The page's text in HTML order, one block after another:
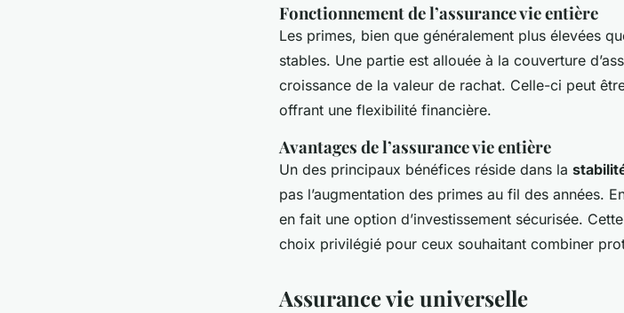
Fonctionnement de l’assurance vie entière
Les primes, bien que généralement plus élevées
stables. Une partie est allouée à la couverture
croissance de la valeur de rachat. Celle-ci peut
offrant une flexibilité financière.
Avantages de l’assurance vie entière
Un des principaux bénéfices réside dans la
pas l’augmentation des primes au fil des années.
en fait une option d’investissement sécurisée.
choix privilégié pour ceux souhaitant combiner
Assurance vie universelle